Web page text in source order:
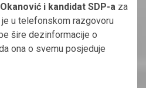
i kandidat SDP-a za
u telefonskom razgovoru
šire dezinformacije o
ona o svemu posjeduje